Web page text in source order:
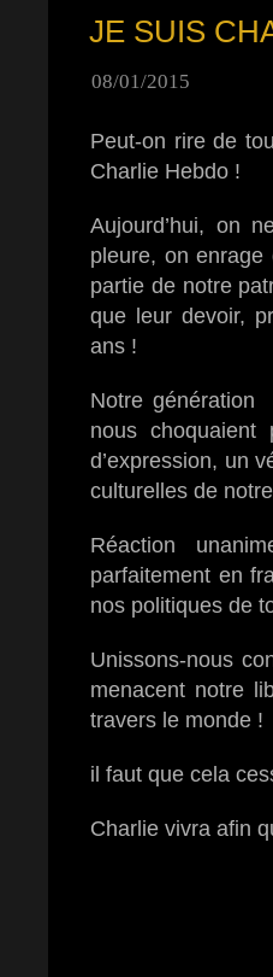
JE SUIS
08/01/2015
Peut-on rire de
Charlie Hebdo !
Aujourd’hui, on
pleure, on
partie de notre
que leur devoir,
ans !
Notre génération
nous choquaient
d’expression, un
culturelles de
Réaction
parfaitement en
nos politiques de
Unissons-nous
menacent notre
travers le monde !
il faut que cela
Charlie vivra afin